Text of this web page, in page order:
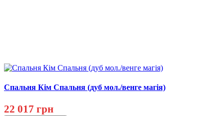
Спальня Кім Спальня (дуб мол./венге магія)
22 017 грн